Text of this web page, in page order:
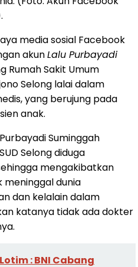
media sosial Facebook
akunLalu Purbayadi
Rumah Sakit Umum
Selong lalai dalam
yang berujung pada
anak.
Suminggah
Selong diduga
mengakibatkan
meninggal dunia
dan kelalain dalam
katanya tidak ada dokter
: BNI Cabang